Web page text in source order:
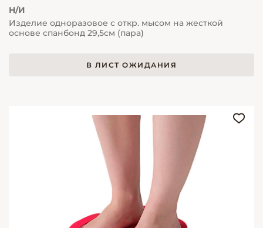
Н/И
Изделие одноразовое с откр. мысом на жесткой
основе спанбонд 29,5см (пара)
В ЛИСТ ОЖИДАНИЯ